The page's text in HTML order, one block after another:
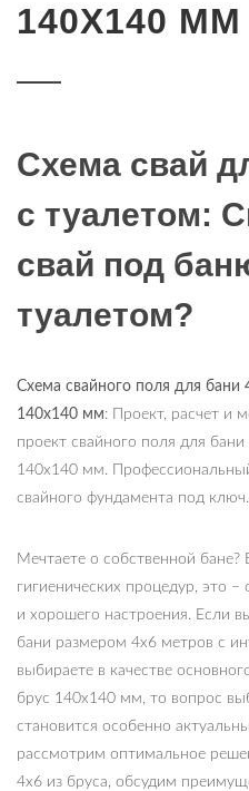
140Х140 ММ
Схема свай
с туалетом:
свай под
туалетом?
Схема свайного поля для бани
140х140 мм: Проект, расчет и
проект свайного поля для
140х140 мм.
свайного фундамента под ключ.
Мечтаете о собственной
гигиенических процедур, это –
и хорошего настроения. Если
бани размером 4х6 метров с
выбираете в качестве
брус 140х140 мм, то вопрос
становится особенно
рассмотрим оптимальное
4х6 из бруса, обсудим